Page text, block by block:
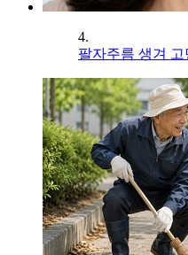
4.
팔자주름 생겨